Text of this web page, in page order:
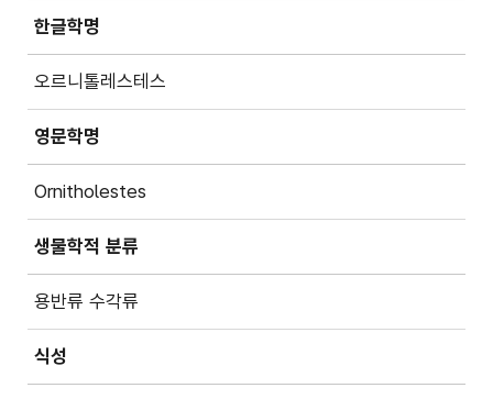
한글학명
오르니톨레스테스
영문학명
Ornitholestes
생물학적 분류
용반류 수각류
식성